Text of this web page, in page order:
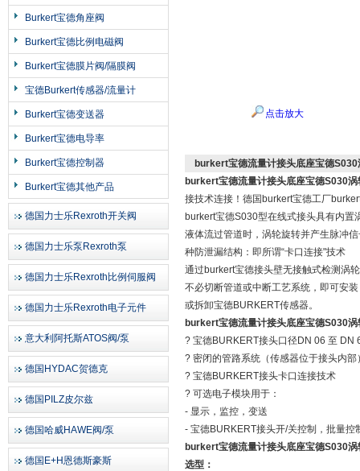
Burkert宝德角座阀
Burkert宝德比例电磁阀
Burkert宝德膜片阀/隔膜阀
宝德Burkert传感器/流量计
Burkert宝德变送器
Burkert宝德电导率
Burkert宝德控制器
Burkert宝德其他产品
德国力士乐Rexroth开关阀
德国力士乐泵Rexroth泵
德国力士乐Rexroth比例伺服阀
德国力士乐Rexroth电子元件
意大利阿托斯ATOS阀/泵
德国HYDAC贺德克
德国PILZ皮尔兹
德国哈威HAWE阀/泵
德国E+H恩德斯豪斯
点击放大
burkert宝德流量计接头底座宝德S030
burkert宝德流量计接头底座宝德S030涡
接技术连接！德国burkert宝德工厂
burkert宝德S030型在线式接头具有内置
液体流过管道时，涡轮旋转并产生脉冲
种防泄漏结构：即所谓“卡口连接"技术
通过burkert宝德接头壁无接触式检测涡
不必切断管道或中断工艺系统，即可安装
或拆卸宝德BURKERT传感器。
burkert宝德流量计接头底座宝德S030
? 宝德BURKERT接头口径DN 06 至 DN
? 密闭的管路系统（传感器位于接头内部
? 宝德BURKERT接头卡口连接技术
? 可选电子模块用于：
- 显示，监控，变送
- 宝德BURKERT接头开/关控制，批量控
burkert宝德流量计接头底座宝德S030
选型：